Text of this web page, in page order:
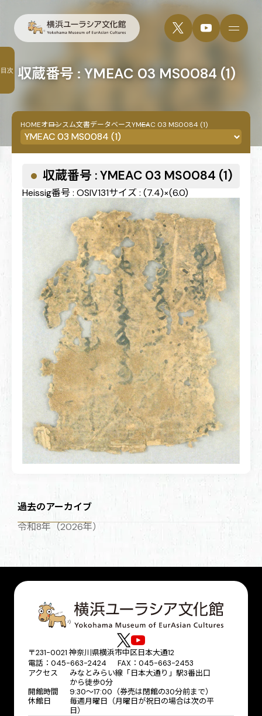
収蔵番号 : YMEAC 03 MS0084 (1)
HOMEオロンスム文書データベースYMEAC 03 MS0084 (1)
収蔵番号 : YMEAC 03 MS0084 (1)
Heissig番号 : OSIV131サイズ : (7.4)×(6.0)
目次
過去のアーカイブ
令和8年（2026年）
〒231-0021 神奈川県横浜市中区日本大通12
電話：045-663-2424 FAX：045-663-2453
アクセス
みなとみらい線「日本大通り」駅3番出口
から徒歩0分
開館時間
9:30～17:00（券売は閉館の30分前まで）
休館日
毎週月曜日（月曜日が祝日の場合は次の平
日）